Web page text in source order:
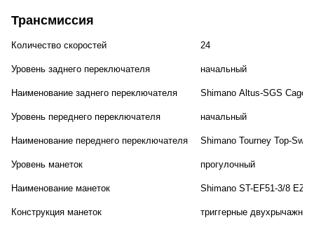
Трансмиссия
Количество скоростей 24
Уровень заднего переключателя начальный
Наименование заднего переключателя Shimano Altus-SGS Cage
Уровень переднего переключателя начальный
Наименование переднего переключателя Shimano Tourney Top-
Уровень манеток прогулочный
Наименование манеток Shimano ST-EF51-3/8 EZ-
Конструкция манеток триггерные двухрычажные